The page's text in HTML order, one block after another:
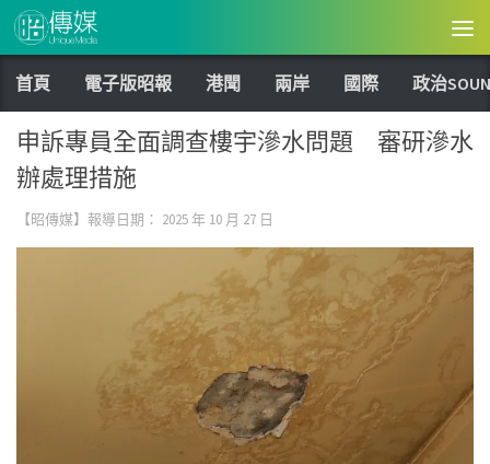
Skip to content
首頁 電子版昭報 港聞 兩岸 國際 政治
申訴專員全面調查樓宇滲水問題 審研滲水
辦處理措施
【昭傳媒】報導日期： 2025 年 10 月 27 日